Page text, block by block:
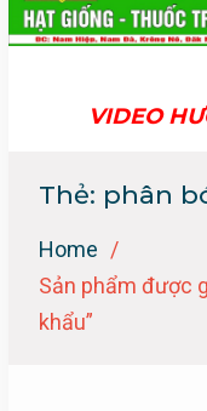
VIDEO
Thẻ: phân
Home
Sản phẩm được
khẩu”